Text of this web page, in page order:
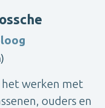
het werken met
ouders en